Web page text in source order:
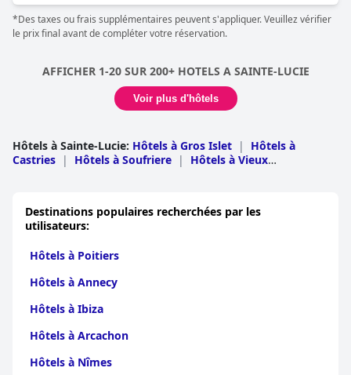
*Des taxes ou frais supplémentaires peuvent s'appliquer. Veuillez vérifier
le prix final avant de compléter votre réservation.
AFFICHER 1-20 SUR 200+ HOTELS A SAINTE-LUCIE
Voir plus d'hôtels
Hôtels à Sainte-Lucie: Hôtels à Gros Islet |
Hôtels à
Castries | Hôtels à Soufriere |
Hôtels à Vieux
Destinations populaires recherchées par les
utilisateurs:
Hôtels à Poitiers
Hôtels à Annecy
Hôtels à Ibiza
Hôtels à Arcachon
Hôtels à Nîmes